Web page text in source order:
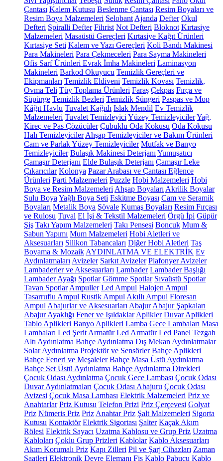
Çantası Kalem Kutusu Beslenme Çantası Resim Boyaları ve
Resim Boya Malzemeleri Selobant Ajanda Defter Okul
Defteri Spiralli Defter Fihrist Not Defteri Bloknot Kırtasiye
Malzemeleri Masaüstü Gereçleri Kırtasiye Kağıt Ürünleri
Kırtasiye Seti Kalem ve Yazı Gereçleri Koli Bandı Makinesi
Para Makineleri Para Çekmeceleri Para Sayma Makineleri
Ofis Sarf Ürünleri Evrak İmha Makineleri Laminasyon
Makineleri Barkod Okuyucu Temizlik Gereçleri ve
Ekipmanları Temizlik Eldiveni Temizlik Kovası Temizlik,
Ovma Teli Tüy Toplama Ürünleri Faraş Çekpas Fırça ve
Süpürge Temizlik Bezleri Temizlik Süngeri Paspas ve Mop
Kâğıt Havlu Tuvalet Kağıdı Islak Mendil Ev Temizlik
Malzemeleri Tuvalet Temizleyici Yüzey TemizleyicilerYağ,
Kireç ve Pas Çözücüler Çubuklu Oda Kokusu Oda Kokusu
Halı Temizleyiciler Ahşap Temizleyiciler ve Bakım Ürünleri
Cam ve Parlak Yüzey Temizleyiciler Mutfak ve Banyo
Temizleyiciler Bulaşık Makinesi Deterjanı Yumuşatıcı
Çamaşır Deterjanı Elde Bulaşık Deterjanı Çamaşır Leke
Çıkarıcılar Kolonya Pazar Arabası ve Çantası Eğlence
Ürünleri Parti Malzemeleri Puzzle Hobi Malzemeleri Hobi
Boya ve Resim Malzemeleri Ahşap Boyaları Akrilik Boyalar
Sulu Boya Yağlı Boya Seti Eskitme Boyası Cam ve Seramik
Boyaları Metalik Boya Şövale Kumaş Boyaları Resim Fırçası
ve Rulosu Tuval El İşi & Tekstil Malzemeleri Örgü İpi Güpür
Şiş Takı Yapım Malzemeleri Takı Pensesi Boncuk Mum &
Sabun Yapımı Mum Malzemeleri Hobi Aletleri ve
Aksesuarları Silikon Tabancaları Diğer Hobi Aletleri Taş
Boyama & Mozaik AYDINLATMA VE ELEKTRİK Ev
Aydınlatmaları Avizeler Sarkıt Avizeler Plafonyer Avizeler
Lambaderler ve Aksesuarları Lambader Lambader Başlığı
Lambader Ayağı Spotlar Gömme Spotlar Sıvaüstü Spotlar
Tavan Spotlar Ampuller Led Ampul Halojen Ampul
Tasarruflu Ampul Rustik Ampul Akıllı Ampul Floresan
Ampul Abajurlar ve Aksesuarları Abajur Abajur Şapkaları
Abajur Ayaklığı Fener ve Işıldaklar Aplikler Duvar Aplikleri
Tablo Aplikleri Banyo Aplikleri Lamba Gece Lambaları Masa
Lambaları Led Şerit Armatür Led Armatür Led Panel Tezgah
Altı Aydınlatma Bahçe Aydınlatma Dış Mekan Aydınlatmalar
Solar Aydınlatma Projektör ve Sensörler Bahçe Aplikleri
Bahçe Feneri ve Meşaleler Bahçe Masa Üstü Aydınlatma
Bahçe Set Üstü Aydınlatma Bahçe Aydınlatma Direkleri
Çocuk Odası Aydınlatma Çocuk Gece Lambası Çocuk Odası
Duvar Aydınlatmaları Çocuk Odası Abajuru Çocuk Odası
Avizesi Çocuk Masa Lambası Elektrik Malzemeleri Priz ve
Anahtarlar Priz Kutusu Telefon Prizi Priz Çerçevesi Golyat
Priz Nümeris Priz Priz Anahtar Priz Şalt Malzemeleri Sigorta
Kutusu Kontaktör Elektrik Sigortası Şalter Kaçak Akım
Rölesi Elektrik Sayacı Uzatma Kablosu ve Grup Priz Uzatma
Kabloları Çoklu Grup Prizleri Kablolar Kablo Aksesuarları
Akım Korumalı Priz Kapı Zilleri Pil ve Şarj Cihazları Zaman
Saatleri Elektronik Devre Elemanı Fiş Kablo Pabucu Kablo